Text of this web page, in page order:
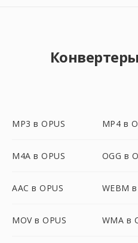
MP3 в OPUS MP4 в
M4A в OPUS OGG в
AAC в OPUS WEBM
MOV в OPUS WMA в